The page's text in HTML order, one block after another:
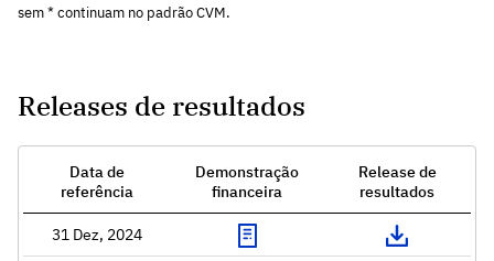
sem * continuam no padrão CVM.
Releases de resultados
Data de
referência
Demonstração
financeira
Release de
resultados
31 Dez, 2024